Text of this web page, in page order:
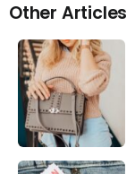
Other Articles